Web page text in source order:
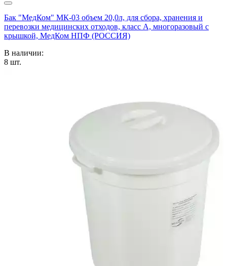
Бак "МедКом" МК-03 объем 20,0л, для сбора, хранения и
перевозки медицинских отходов, класс А, многоразовый с
крышкой, МедКом НПФ (РОССИЯ)
В наличии:
8 шт.